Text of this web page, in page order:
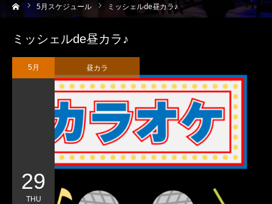
5月スケジュール ミッシェルde昼カラ♪
ミッシェルde昼カラ♪
5月
29
THU
昼カラ